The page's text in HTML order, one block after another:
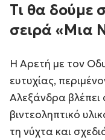
Τι θα δούμε
σειρά «Μια
Η Αρετή με τον
ευτυχίας,
Αλεξάνδρα
βιντεοληπτικό
τη νύχτα και